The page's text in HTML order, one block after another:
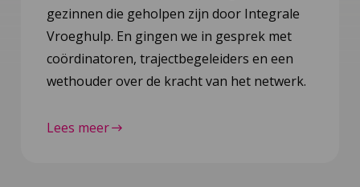
gezinnen die geholpen zijn door Integrale
Vroeghulp. En gingen we in gesprek met
coördinatoren, trajectbegeleiders en een
wethouder over de kracht van het netwerk.
Lees meer